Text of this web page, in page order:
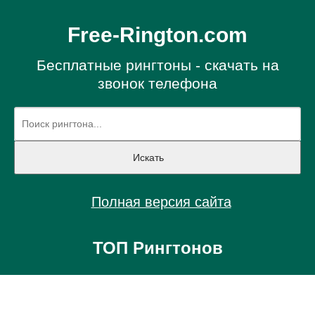
Free-Rington.com
Бесплатные рингтоны - скачать на
звонок телефона
Полная версия сайта
ТОП Рингтонов